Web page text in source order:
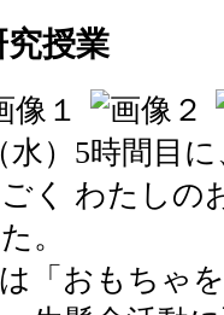
授業
）5時間目
ごく わたし
。
「おもちゃ